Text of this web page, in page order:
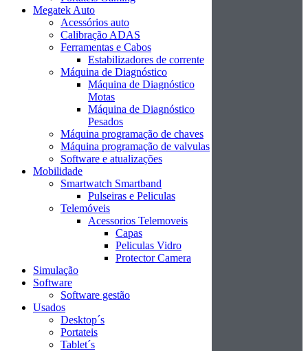
Megatek Auto
Acessórios auto
Calibração ADAS
Ferramentas e Cabos
Estabilizadores de corrente
Máquina de Diagnóstico
Máquina de Diagnóstico
Motas
Máquina de Diagnóstico
Pesados
Máquina programação de chaves
Máquina programação de valvulas
Software e atualizações
Mobilidade
Smartwatch Smartband
Pulseiras e Peliculas
Telemóveis
Acessorios Telemoveis
Capas
Peliculas Vidro
Protector Camera
Simulação
Software
Software gestão
Usados
Desktop´s
Portateis
Tablet´s